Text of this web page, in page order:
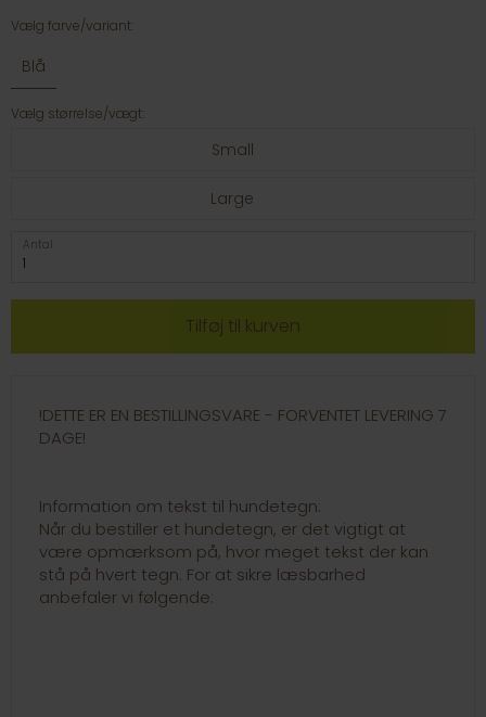
Vælg farve/variant:
Blå
Vælg størrelse/vægt:
Small
Large
Antal
!DETTE ER EN BESTILLINGSVARE - FORVENTET LEVERING 7
DAGE!
Information om tekst til hundetegn:
Når du bestiller et hundetegn, er det vigtigt at
være opmærksom på, hvor meget tekst der kan
stå på hvert tegn. For at sikre læsbarhed
anbefaler vi følgende: